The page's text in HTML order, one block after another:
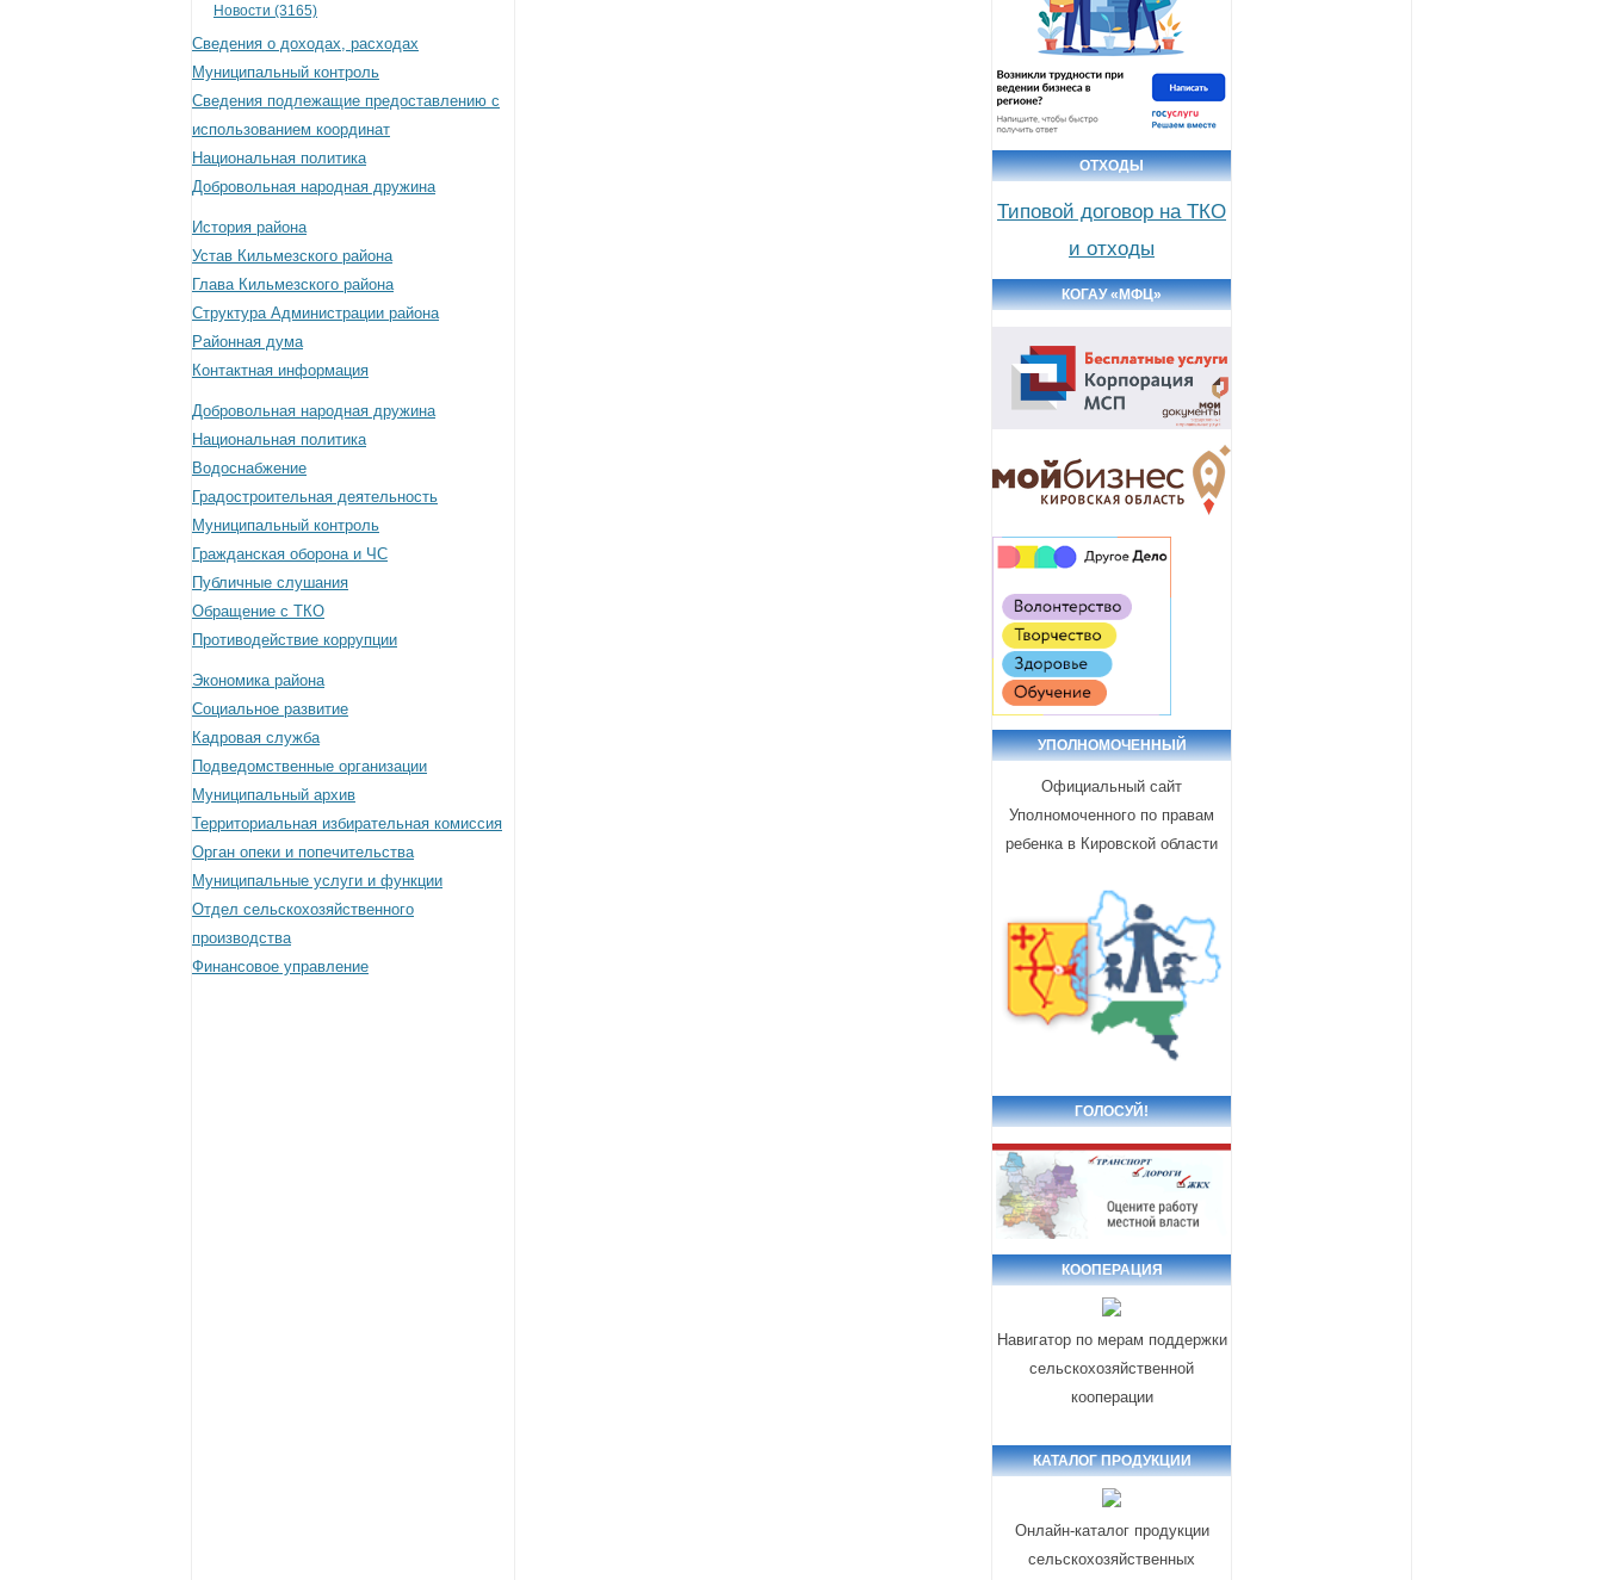
Новости (3165)
Сведения о доходах, расходах
Муниципальный контроль
Сведения подлежащие предоставлению с
использованием координат
Национальная политика
Добровольная народная дружина
История района
Устав Кильмезского района
Глава Кильмезского района
Структура Администрации района
Районная дума
Контактная информация
Добровольная народная дружина
Национальная политика
Водоснабжение
Градостроительная деятельность
Муниципальный контроль
Гражданская оборона и ЧС
Публичные слушания
Обращение с ТКО
Противодействие коррупции
Экономика района
Социальное развитие
Кадровая служба
Подведомственные организации
Муниципальный архив
Территориальная избирательная комиссия
Орган опеки и попечительства
Муниципальные услуги и функции
Отдел сельскохозяйственного
производства
Финансовое управление
ОТХОДЫ
Типовой договор на ТКО
и отходы
КОГАУ «МФЦ»
УПОЛНОМОЧЕННЫЙ
Официальный сайт
Уполномоченного по правам
ребенка в Кировской области
ГОЛОСУЙ!
КООПЕРАЦИЯ
Навигатор по мерам поддержки
сельскохозяйственной
кооперации
КАТАЛОГ ПРОДУКЦИИ
Онлайн-каталог продукции
сельскохозяйственных